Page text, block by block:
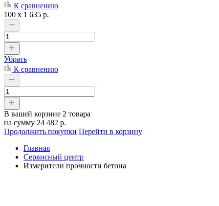
К сравнению
100 x 1 635 р.
Убрать
К сравнению
В вашей корзине 2 товара
на сумму 24 482 р.
Продолжить покупки Перейти в корзину
Главная
Сервисный центр
Измерители прочности бетона